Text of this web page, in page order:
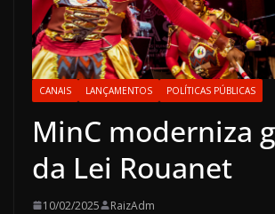
CANAIS LANÇAMENTOS POLÍTICAS PÚBLICAS
MinC moderniza
da Lei Rouanet
10/02/2025 RaizAdm